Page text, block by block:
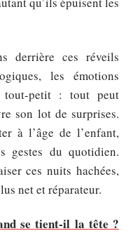
derrière ces réveils
les émotions
tout-petit : tout peut
son lot de surprises.
à l’âge de l’enfant,
gestes du quotidien.
ces nuits hachées,
net et réparateur.
se tient-il la tête ?